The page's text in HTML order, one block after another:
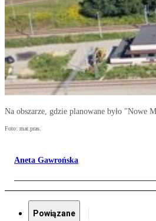
Na obszarze, gdzie planowane było "Nowe
Foto: mat.pras.
Aneta Gawrońska
Powiązane